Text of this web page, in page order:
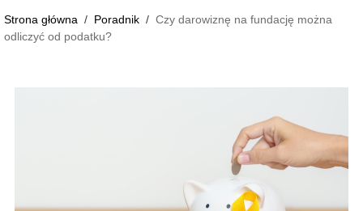
Strona główna / Poradnik / Czy darowiznę na fundację można
odliczyć od podatku?